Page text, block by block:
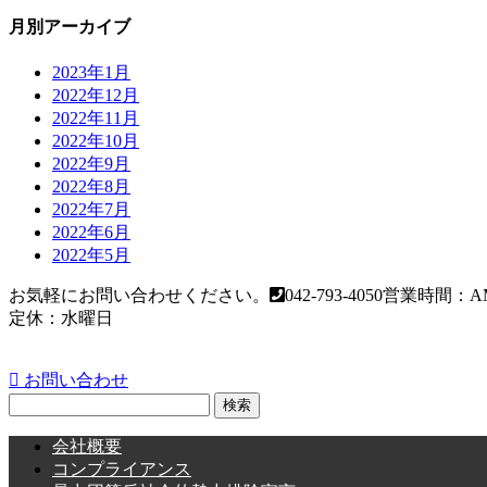
月別アーカイブ
2023年1月
2022年12月
2022年11月
2022年10月
2022年9月
2022年8月
2022年7月
2022年6月
2022年5月
お気軽にお問い合わせください。 042-793-4050営業時間：
定休：水曜日
お問い合わせ
会社概要
コンプライアンス